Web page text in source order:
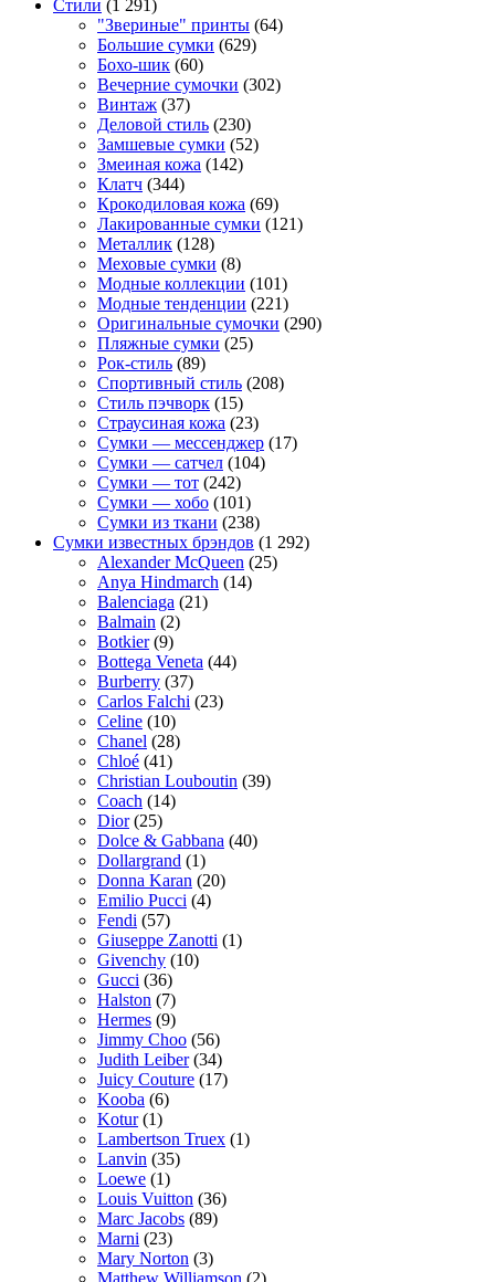
Стили (1 291)
"Звериные" принты (64)
Большие сумки (629)
Бохо-шик (60)
Вечерние сумочки (302)
Винтаж (37)
Деловой стиль (230)
Замшевые сумки (52)
Змеиная кожа (142)
Клатч (344)
Крокодиловая кожа (69)
Лакированные сумки (121)
Металлик (128)
Меховые сумки (8)
Модные коллекции (101)
Модные тенденции (221)
Оригинальные сумочки (290)
Пляжные сумки (25)
Рок-стиль (89)
Спортивный стиль (208)
Стиль пэчворк (15)
Страусиная кожа (23)
Сумки — мессенджер (17)
Сумки — сатчел (104)
Сумки — тот (242)
Сумки — хобо (101)
Сумки из ткани (238)
Сумки известных брэндов (1 292)
Alexander McQueen (25)
Anya Hindmarch (14)
Balenciaga (21)
Balmain (2)
Botkier(9)
Bottega Veneta (44)
Burberry (37)
Carlos Falchi (23)
Celine (10)
Chanel (28)
Chloé (41)
Christian Louboutin (39)
Coach (14)
Dior(25)
Dolce & Gabbana (40)
Dollargrand (1)
Donna Karan (20)
Emilio Pucci (4)
Fendi (57)
Giuseppe Zanotti (1)
Givenchy (10)
Gucci (36)
Halston (7)
Hermes (9)
Jimmy Choo (56)
Judith Leiber(34)
Juicy Couture (17)
Kooba (6)
Kotur(1)
Lambertson Truex (1)
Lanvin (35)
Loewe (1)
Louis Vuitton (36)
Marc Jacobs (89)
Marni (23)
Mary Norton (3)
Matthew Williamson (2)